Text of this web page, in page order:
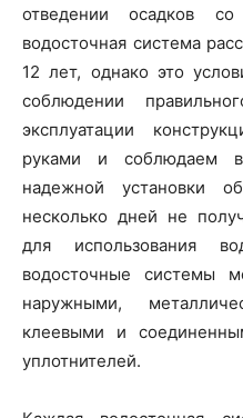
отведении осадков
водосточная система
12 лет, однако это
соблюдении
эксплуатации
руками и соблюдаем
надежной установки
несколько дней не
для использования
водосточные системы
наружными,
клеевыми и
уплотнителей.